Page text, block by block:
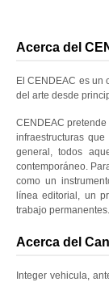
Acerca del
El CENDEAC es un
del arte desde
CENDEAC
infraestructuras
general, todos
contemporáneo.
como un
línea editorial, un
trabajo permanentes.
Acerca del
Integer vehicula,